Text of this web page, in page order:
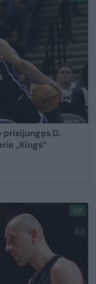
prisijungęs D.
„Kings“
5